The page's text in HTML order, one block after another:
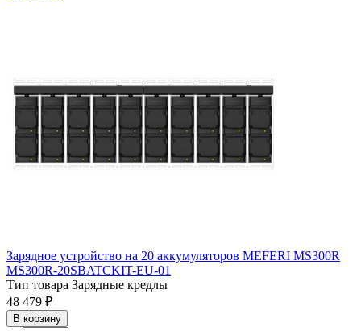
Зарядное устройство на 20 аккумуляторов MEFERI MS300R
MS300R-20SBATCKIT-EU-01
Тип товара Зарядные кредлы
48 479 ₽
В корзину